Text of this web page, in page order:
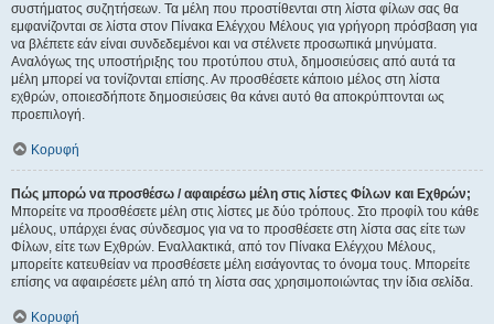
συστήματος συζητήσεων. Τα μέλη που προστίθενται στη λίστα φίλων σας θα
εμφανίζονται σε λίστα στον Πίνακα Ελέγχου Μέλους για γρήγορη πρόσβαση για
να βλέπετε εάν είναι συνδεδεμένοι και να στέλνετε προσωπικά μηνύματα.
Αναλόγως της υποστήριξης του προτύπου στυλ, δημοσιεύσεις από αυτά τα
μέλη μπορεί να τονίζονται επίσης. Αν προσθέσετε κάποιο μέλος στη λίστα
εχθρών, οποιεσδήποτε δημοσιεύσεις θα κάνει αυτό θα αποκρύπτονται ως
προεπιλογή.
Κορυφή
Πώς μπορώ να προσθέσω / αφαιρέσω μέλη στις λίστες Φίλων και Εχθρών;
Μπορείτε να προσθέσετε μέλη στις λίστες με δύο τρόπους. Στο προφίλ του κάθε
μέλους, υπάρχει ένας σύνδεσμος για να το προσθέσετε στη λίστα σας είτε των
Φίλων, είτε των Εχθρών. Εναλλακτικά, από τον Πίνακα Ελέγχου Μέλους,
μπορείτε κατευθείαν να προσθέσετε μέλη εισάγοντας το όνομα τους. Μπορείτε
επίσης να αφαιρέσετε μέλη από τη λίστα σας χρησιμοποιώντας την ίδια σελίδα.
Κορυφή